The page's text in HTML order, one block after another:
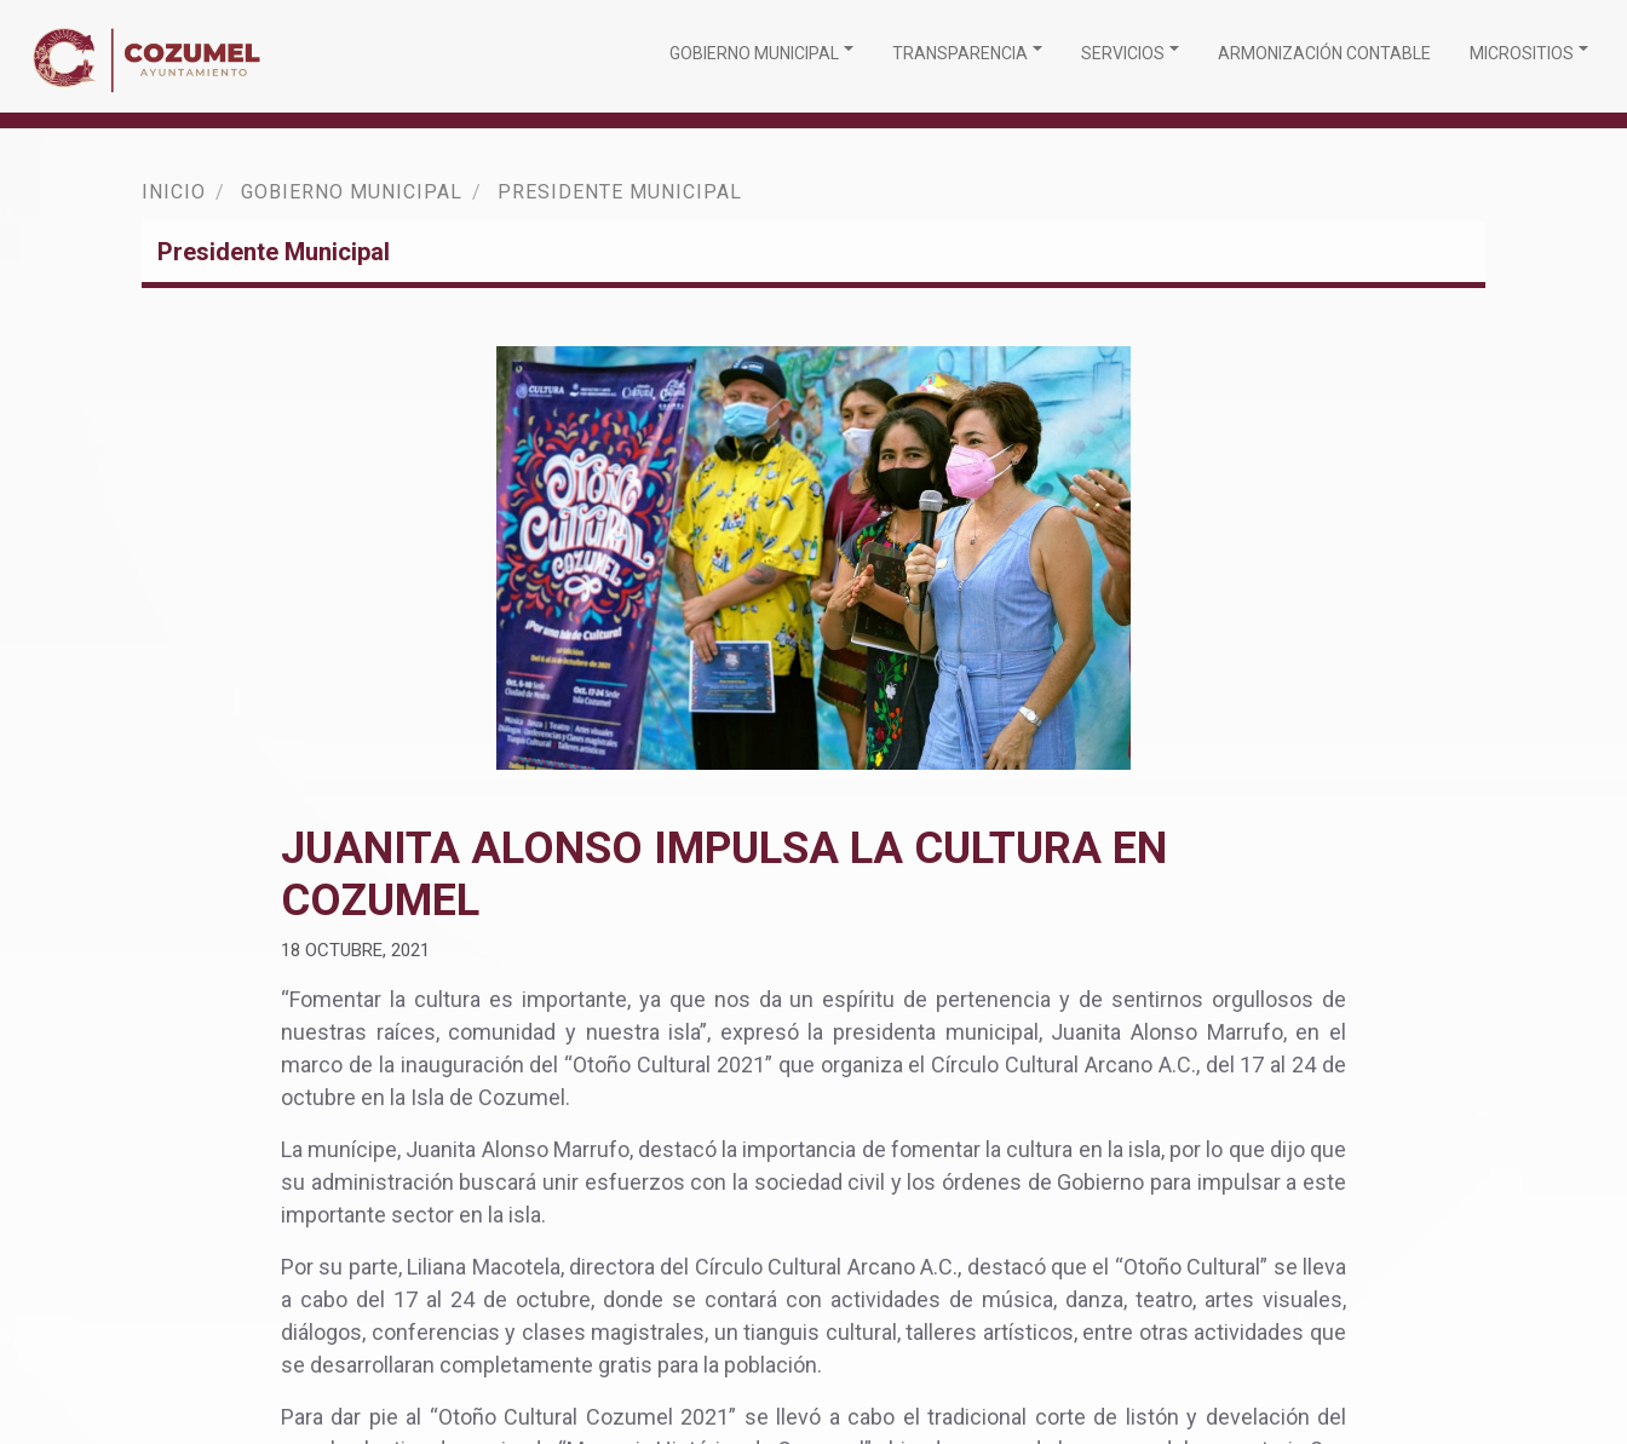
GOBIERNO MUNICIPAL TRANSPARENCIA SERVICIOS ARMONIZACIÓN CONTABLE MICROSITIOS
INICIO GOBIERNO MUNICIPAL PRESIDENTE MUNICIPAL
Presidente Municipal
JUANITA ALONSO IMPULSA LA CULTURA EN
COZUMEL
18 OCTUBRE, 2021
“Fomentar la cultura es importante, ya que nos da un espíritu de pertenencia y de sentirnos orgullosos de
nuestras raíces, comunidad y nuestra isla”, expresó la presidenta municipal, Juanita Alonso Marrufo, en el
marco de la inauguración del “Otoño Cultural 2021” que organiza el Círculo Cultural Arcano A.C., del 17 al 24 de
octubre en la Isla de Cozumel.
La munícipe, Juanita Alonso Marrufo, destacó la importancia de fomentar la cultura en la isla, por lo que dijo que
su administración buscará unir esfuerzos con la sociedad civil y los órdenes de Gobierno para impulsar a este
importante sector en la isla.
Por su parte, Liliana Macotela, directora del Círculo Cultural Arcano A.C., destacó que el “Otoño Cultural” se lleva
a cabo del 17 al 24 de octubre, donde se contará con actividades de música, danza, teatro, artes visuales,
diálogos, conferencias y clases magistrales, un tianguis cultural, talleres artísticos, entre otras actividades que
se desarrollaran completamente gratis para la población.
Para dar pie al “Otoño Cultural Cozumel 2021” se llevó a cabo el tradicional corte de listón y develación del